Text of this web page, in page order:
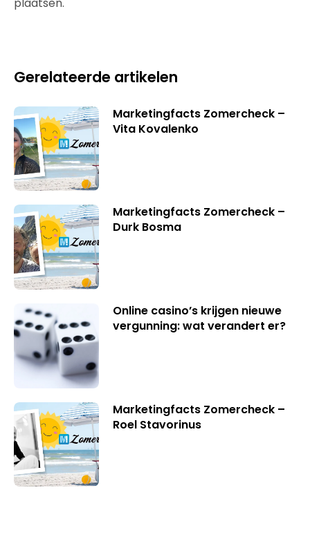
Gerelateerde artikelen
Marketingfacts Zomercheck –
Vita Kovalenko
Marketingfacts Zomercheck –
Durk Bosma
Online casino’s krijgen nieuwe
vergunning: wat verandert er?
Marketingfacts Zomercheck –
Roel Stavorinus